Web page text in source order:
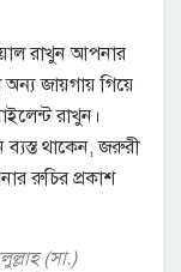
রাখুন আপনার
জায়গায় গিয়ে
রাখুন।
থাকেন, জরুরী
রুচির প্রকাশ
(সা.)